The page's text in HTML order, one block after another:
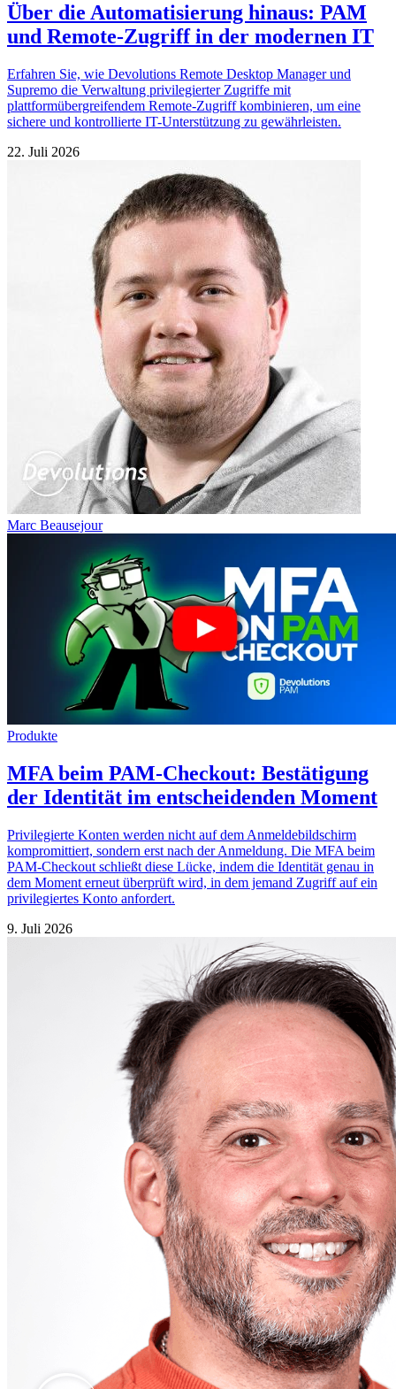
Über die Automatisierung hinaus: PAM
und Remote-Zugriff in der modernen IT
Erfahren Sie, wie Devolutions Remote Desktop Manager und
Supremo die Verwaltung privilegierter Zugriffe mit
plattformübergreifendem Remote-Zugriff kombinieren, um eine
sichere und kontrollierte IT-Unterstützung zu gewährleisten.
22. Juli 2026
Marc Beausejour
Produkte
MFA beim PAM-Checkout: Bestätigung
der Identität im entscheidenden Moment
Privilegierte Konten werden nicht auf dem Anmeldebildschirm
kompromittiert, sondern erst nach der Anmeldung. Die MFA beim
PAM-Checkout schließt diese Lücke, indem die Identität genau in
dem Moment erneut überprüft wird, in dem jemand Zugriff auf ein
privilegiertes Konto anfordert.
9. Juli 2026